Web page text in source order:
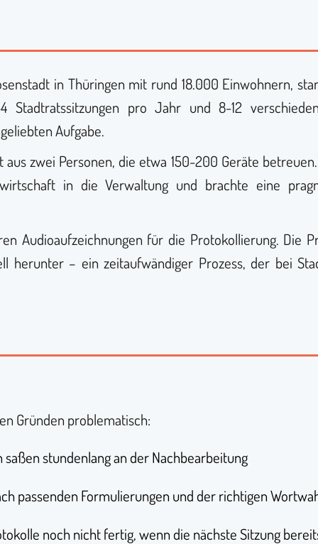
in Thüringen mit rund 18.000 Einwohnern,
Stadtratssitzungen pro Jahr und 8-12
Aufgabe.
zwei Personen, die etwa 150-200 Geräte
in die Verwaltung und brachte eine
Audioaufzeichnungen für die Protokollierung. Die
herunter – ein zeitaufwändiger Prozess, der bei
Gründen problematisch:
stundenlang an der Nachbearbeitung
passenden Formulierungen und der richtigen
noch nicht fertig, wenn die nächste Sitzung